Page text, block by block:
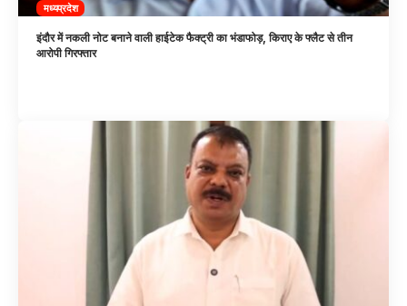
मध्यप्रदेश
इंदौर में नकली नोट बनाने वाली हाईटेक फैक्ट्री का भंडाफोड़, किराए के फ्लैट से तीन
आरोपी गिरफ्तार